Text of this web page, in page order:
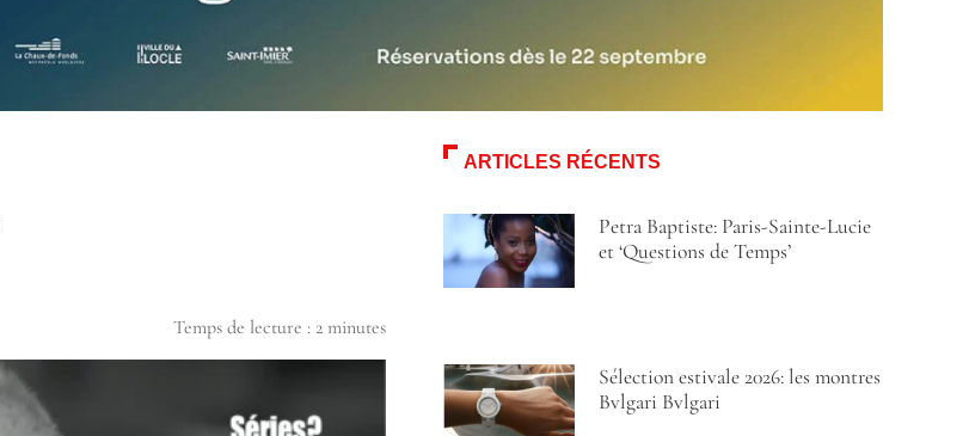
Temps de lecture : 2 minutes
ARTICLES RÉCENTS
Petra Baptiste: Paris-Sainte-Lucie
et ‘Questions de Temps’
Sélection estivale 2026: les montres
Bvlgari Bvlgari